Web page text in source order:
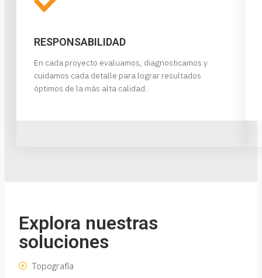
RESPONSABILIDAD
En cada proyecto evaluamos, diagnosticamos y
cuidamos cada detalle para lograr resultados
óptimos de la más alta calidad.
Explora nuestras
soluciones
Topografía